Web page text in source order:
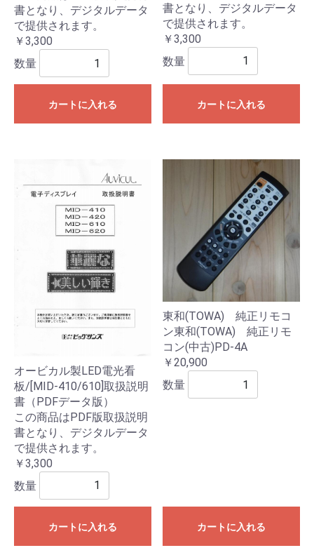
書となり、デジタルデータ
で提供されます。
￥3,300
数量
カートに入れる
書となり、デジタルデータ
で提供されます。
￥3,300
数量
カートに入れる
オービカル製LED電光看
板/[MID-410/610]取扱説明
書（PDFデータ版）
この商品はPDF版取扱説明
書となり、デジタルデータ
で提供されます。
￥3,300
数量
カートに入れる
東和(TOWA) 純正リモコ
ン東和(TOWA) 純正リモ
コン(中古)PD-4A
￥20,900
数量
カートに入れる